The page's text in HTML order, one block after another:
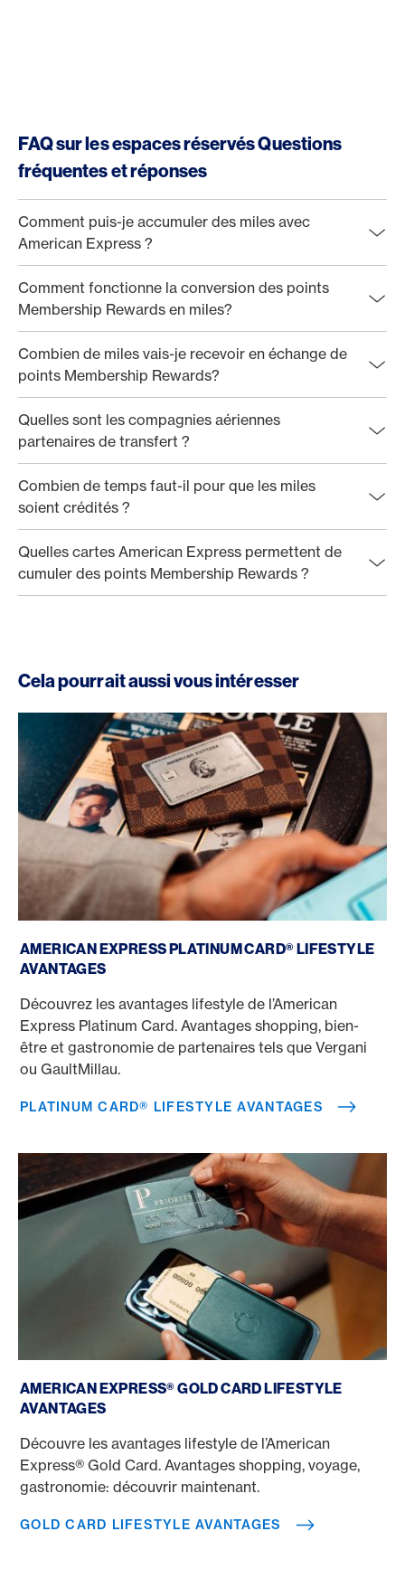
FAQ sur les espaces réservés Questions
fréquentes et réponses
Comment puis-je accumuler des miles avec
American Express ?
Comment fonctionne la conversion des points
Membership Rewards en miles?
Combien de miles vais-je recevoir en échange de
points Membership Rewards?
Quelles sont les compagnies aériennes
partenaires de transfert ?
Combien de temps faut-il pour que les miles
soient crédités ?
Quelles cartes American Express permettent de
cumuler des points Membership Rewards ?
Cela pourrait aussi vous intéresser
AMERICAN EXPRESS PLATINUM CARD® LIFESTYLE
AVANTAGES
Découvrez les avantages lifestyle de l’American
Express Platinum Card. Avantages shopping, bien-
être et gastronomie de partenaires tels que Vergani
ou GaultMillau.
PLATINUM CARD® LIFESTYLE AVANTAGES
AMERICAN EXPRESS® GOLD CARD LIFESTYLE
AVANTAGES
Découvre les avantages lifestyle de l’American
Express® Gold Card. Avantages shopping, voyage,
gastronomie: découvrir maintenant.
GOLD CARD LIFESTYLE AVANTAGES